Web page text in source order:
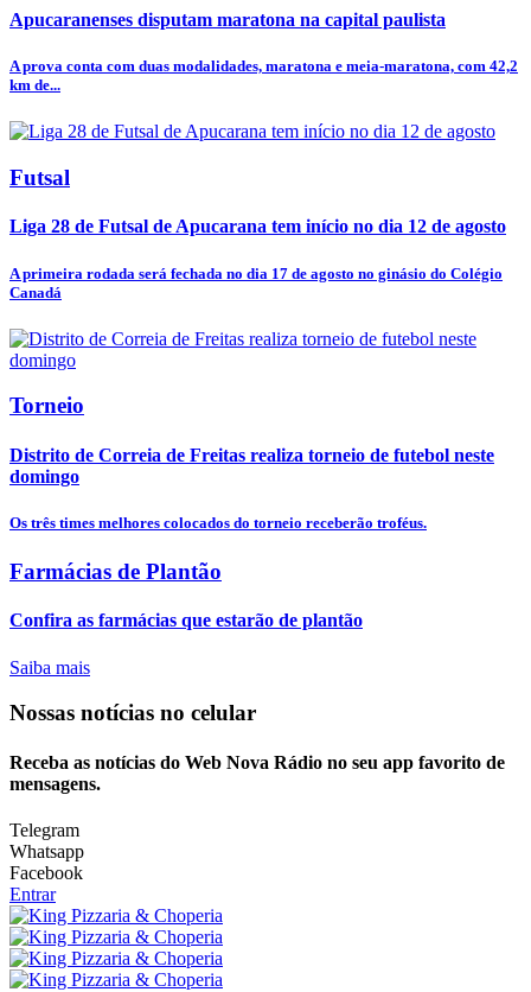
Apucaranenses disputam maratona na capital paulista
A prova conta com duas modalidades, maratona e meia-maratona, com 42,2
km de...
Futsal
Liga 28 de Futsal de Apucarana tem início no dia 12 de agosto
A primeira rodada será fechada no dia 17 de agosto no ginásio do Colégio
Canadá
Torneio
Distrito de Correia de Freitas realiza torneio de futebol neste
domingo
Os três times melhores colocados do torneio receberão troféus.
Farmácias de Plantão
Confira as farmácias que estarão de plantão
Saiba mais
Nossas notícias no celular
Receba as notícias do Web Nova Rádio no seu app favorito de
mensagens.
Telegram
Whatsapp
Facebook
Entrar